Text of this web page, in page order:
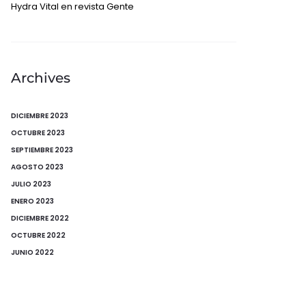
Hydra Vital en revista Gente
Archives
DICIEMBRE 2023
OCTUBRE 2023
SEPTIEMBRE 2023
AGOSTO 2023
JULIO 2023
ENERO 2023
DICIEMBRE 2022
OCTUBRE 2022
JUNIO 2022